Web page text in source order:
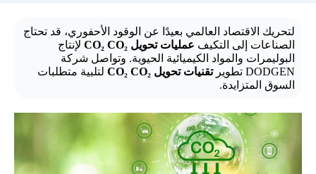
لتحريك الاقتصاد العالمي بعيدًا عن الوقود الأحفوري، قد تحتاج
الصناعات إلى التكيف عمليات تحويل CO₂ CO₂
لإنتاج
البوليمرات والمواد الكيميائية الحيوية. وتواصل شركة
DODGEN تطوير
تقنيات تحويل CO₂ CO₂
لتلبية متطلبات
السوق المتزايدة.